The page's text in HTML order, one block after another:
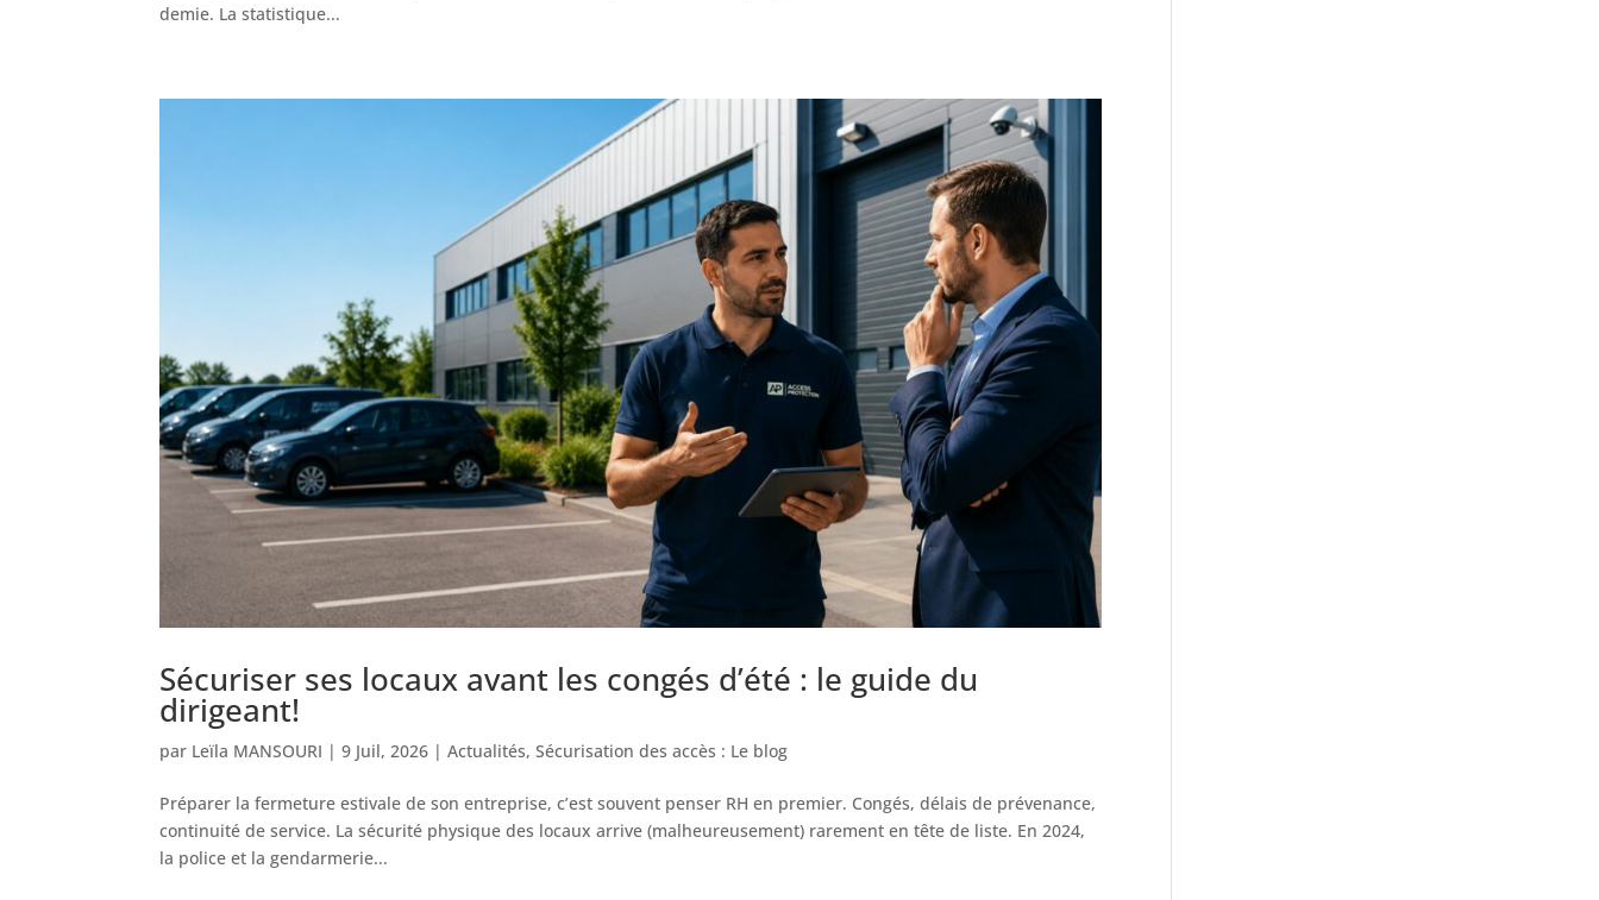
demie. La statistique...
Sécuriser ses locaux avant les congés d’été : le guide du
dirigeant!
par Leïla MANSOURI |9 Juil, 2026 |Actualités,Sécurisation des accès : Le blog
Préparer la fermeture estivale de son entreprise, c’est souvent penser RH en premier. Congés, délais de prévenance,
continuité de service. La sécurité physique des locaux arrive (malheureusement) rarement en tête de liste. En 2024,
la police et la gendarmerie...